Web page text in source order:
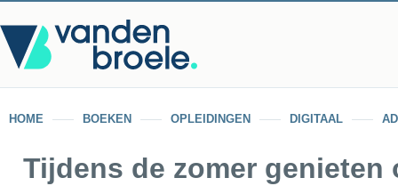
HOME BOEKEN OPLEIDINGEN DIGITAAL
Tijdens de zomer genieten